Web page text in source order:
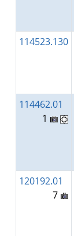
114523.130
114462.01
1
120192.01
7